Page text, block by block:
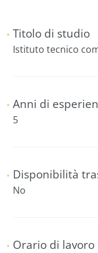
Titolo di studio
Istituto tecnico
Anni di
5
Disponibilità
No
Orario di lavoro